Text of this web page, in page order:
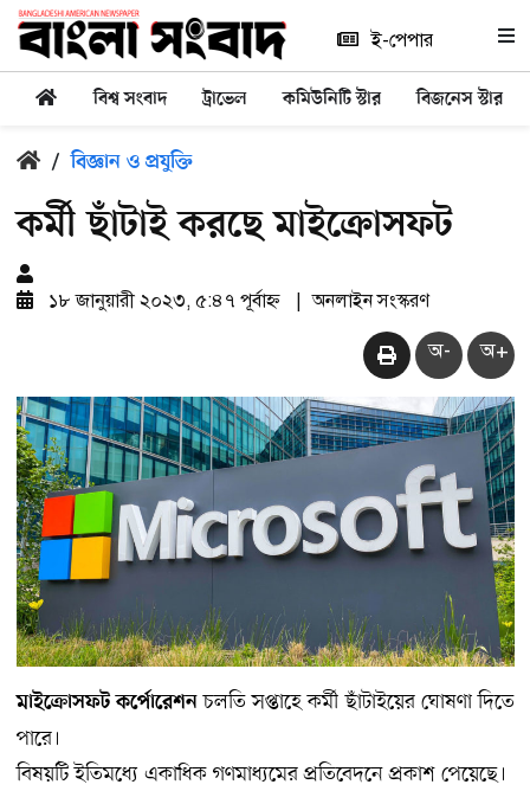
ই-পেপার
বিশ্ব সংবাদ ট্রাভেল কমিউনিটি স্টার বিজনেস স্টার
/ বিজ্ঞান ও প্রযুক্তি
কর্মী ছাঁটাই করছে মাইক্রোসফট
১৮ জানুয়ারী ২০২৩, ৫:৪৭ পূর্বাহ্ন অনলাইন সংস্করণ
অ- অ+
মাইক্রোসফট কর্পোরেশনচলতি সপ্তাহে কর্মী ছাঁটাইয়ের ঘোষণা দিতে
পারে।
বিষয়টি ইতিমধ্যে একাধিক গণমাধ্যমের প্রতিবেদনে প্রকাশ পেয়েছে।